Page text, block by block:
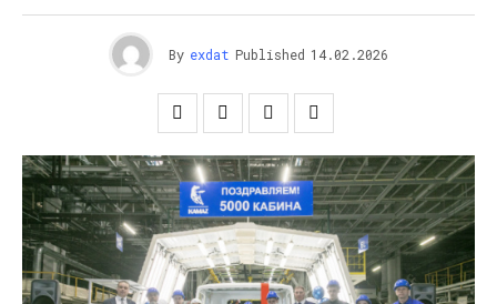
By exdat Published 14.02.2026